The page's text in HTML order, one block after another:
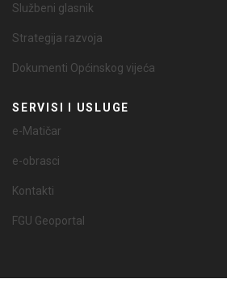
Službeni glasnik
Strategija razvoja
Dokumenti Općinskog vijeća
SERVISI I USLUGE
e-Matičar
e-obrasci
Kontakti
FGU Geoportal